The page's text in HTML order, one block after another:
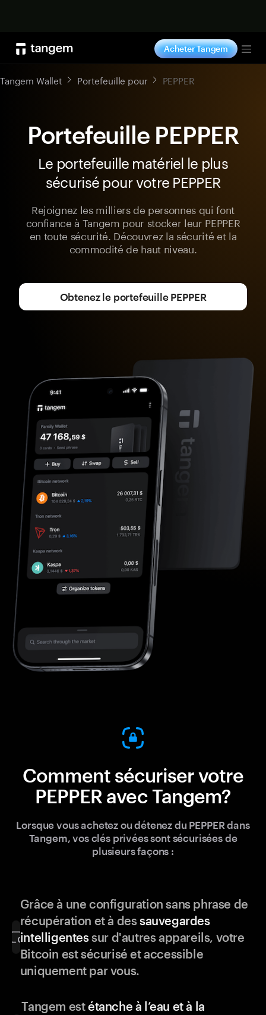
Acheter Tangem
Tangem Wallet Portefeuille pour PEPPER
Portefeuille PEPPER
Le portefeuille matériel le plus
sécurisé pour votre PEPPER
Rejoignez les milliers de personnes qui font
confiance à Tangem pour stocker leur PEPPER
en toute sécurité. Découvrez la sécurité et la
commodité de haut niveau.
Obtenez le portefeuille PEPPER
Comment sécuriser votre
PEPPER avec Tangem?
Lorsque vous achetez ou détenez du PEPPER dans
Tangem, vos clés privées sont sécurisées de
plusieurs façons :
Grâce à une configuration sans phrase de
récupération et à dessauvegardes
intelligentessur d'autres appareils, votre
Bitcoin est sécurisé et accessible
uniquement par vous.
Tangem estétanche à l’eau et à la